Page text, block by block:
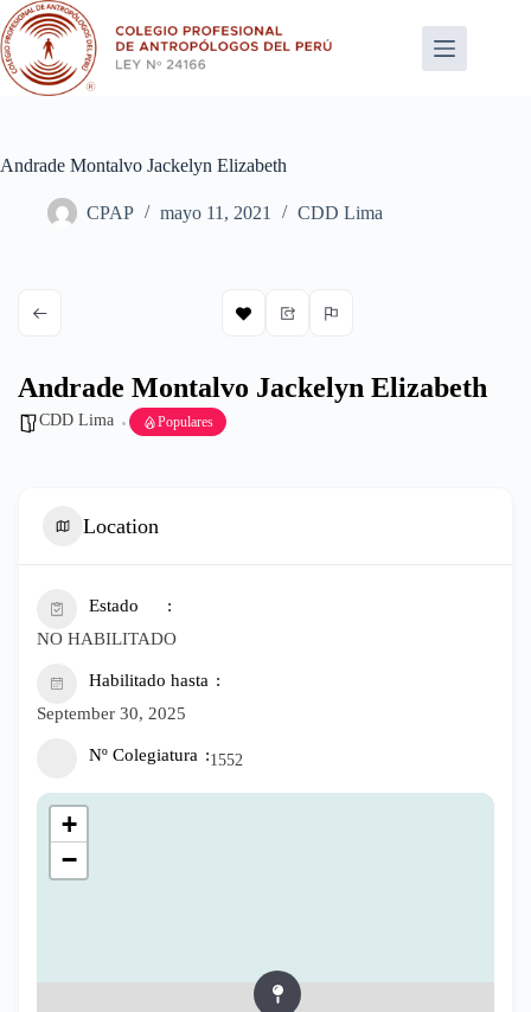
Saltar
al
contenido
Andrade Montalvo Jackelyn Elizabeth
CPAP mayo 11, 2021 CDD Lima
Andrade Montalvo Jackelyn Elizabeth
CDD Lima Populares
Location
Estado
NO HABILITADO
Habilitado hasta
September 30, 2025
Nº Colegiatura 1552
+
−